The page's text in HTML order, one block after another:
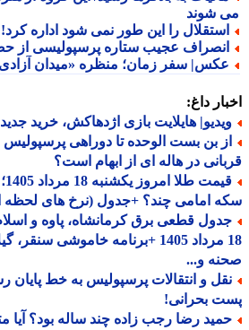
شوند
را این طور نمی شود اداره کرد!
عجیب ستاره پرسپولیسی از حضور
سفر زمان؛ منظره «میدان آزادی» از
داغ:
هایلایت بازی اژدهاکش، خرید جدید
بن بست الوحده تا دوراهی پرسپولیس و
در هاله ای از ابهام است؟
امامی چند؟ +جدول (نرخ های لحظه ای)
قطعی برق کرمانشاه، پاوه و اسلام
18 مرداد 1405 +برنامه خاموشی سنقر،
و...
بحرانی!
رضا رجب زاده چند ساله بود؟ آیا